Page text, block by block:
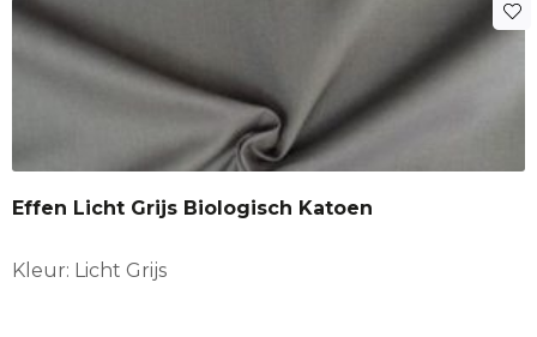
Effen Licht Grijs Biologisch Katoen
Kleur: Licht Grijs